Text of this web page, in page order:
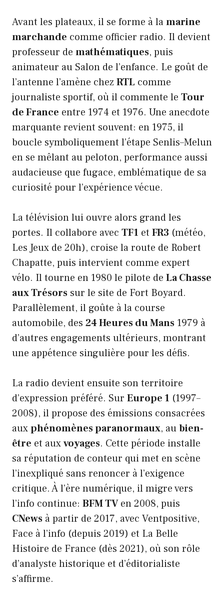
Avant les plateaux, il se forme à lamarine
marchande comme officier radio. Il devient
professeur de mathématiques, puis
animateur au Salon de l’enfance. Le goût de
l’antenne l’amène chezRTL comme
journaliste sportif, où il commente le Tour
de France entre 1974 et 1976. Une anecdote
marquante revient souvent: en 1975, il
boucle symboliquement l’étape Senlis–Melun
en se mêlant au peloton, performance aussi
audacieuse que fugace, emblématique de sa
curiosité pour l’expérience vécue.
La télévision lui ouvre alors grand les
portes. Il collabore avec TF1 et FR3 (météo,
Les Jeux de 20h), croise la route de Robert
Chapatte, puis intervient comme expert
vélo. Il tourne en 1980 le pilote de La Chasse
aux Trésors sur le site de Fort Boyard.
Parallèlement, il goûte à la course
automobile, des 24 Heures du Mans 1979 à
d’autres engagements ultérieurs, montrant
une appétence singulière pour les défis.
La radio devient ensuite son territoire
d’expression préféré. Sur Europe 1 (1997–
2008), il propose des émissions consacrées
auxphénomènes paranormaux, aubien-
être et auxvoyages. Cette période installe
sa réputation de conteur qui met en scène
l’inexpliqué sans renoncer à l’exigence
critique. À l’ère numérique, il migre vers
l’info continue: BFM TVen 2008, puis
CNews à partir de 2017, avec Ventpositive,
Face à l’info (depuis 2019) et La Belle
Histoire de France (dès 2021), où son rôle
d’analyste historique et d’éditorialiste
s’affirme.